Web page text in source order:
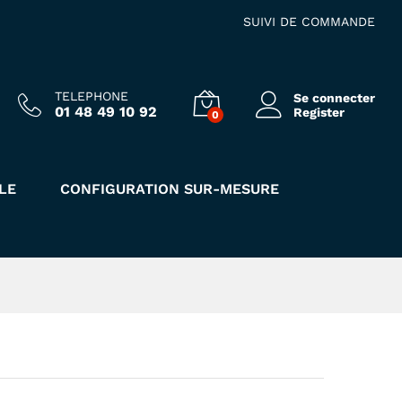
SUIVI DE COMMANDE
TELEPHONE
01 48 49 10 92 0
Se connecter
Register
CONFIGURATION SUR-MESURE
Ajouter au panier